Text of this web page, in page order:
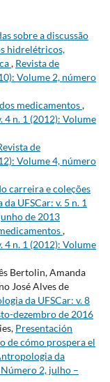
sobre a discussão
hidrelétricos,
, Revista de
Volume 2, número
medicamentos,
4 n. 1 (2012): Volume
de
Volume 4, número
carreira e coleções
UFSCar: v. 5 n. 1
de 2013
,
4 n. 1 (2012): Volume
Bertolin, Amanda
José Alves de
da UFSCar: v. 8
dezembro de 2016
Presentación
de cómo prospera el
da
Número 2, julho –